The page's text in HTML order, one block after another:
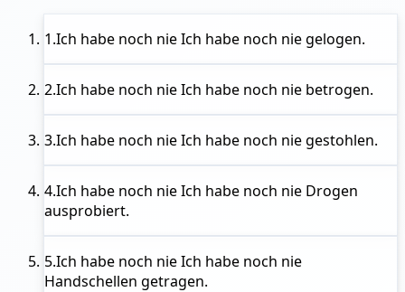
1.Ich habe noch nieIch habe noch nie gelogen.
2.Ich habe noch nieIch habe noch nie betrogen.
3.Ich habe noch nieIch habe noch nie gestohlen.
4.Ich habe noch nieIch habe noch nie Drogen
ausprobiert.
5.Ich habe noch nieIch habe noch nie
Handschellen getragen.